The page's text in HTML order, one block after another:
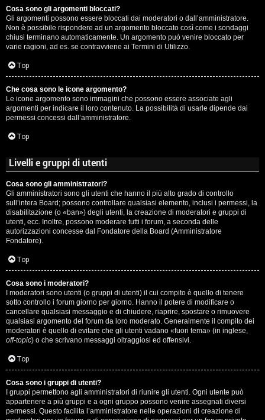
Cosa sono gli argomenti bloccati?
Gli argomenti possono essere bloccati dai moderatori o dall’amministratore.
Non è possibile rispondere ad un argomento bloccato così come i sondaggi
chiusi terminano automaticamente. Un argomento può venire bloccato per
varie ragioni, ad es. se contravviene ai Termini di Utilizzo.
Top
Che cosa sono le icone argomento?
Le icone argomento sono immagini che possono essere associate agli
argomenti per indicare il loro contenuto. La possibilità di usarle dipende dai
permessi concessi dall’amministratore.
Top
Livelli e gruppi di utenti
Cosa sono gli amministratori?
Gli amministratori sono gli utenti che hanno il più alto grado di controllo
sull’intera Board; possono controllare qualsiasi elemento, inclusi i permessi, la
disabilitazione (o «ban») degli utenti, la creazione di moderatori e gruppi di
utenti, ecc. Inoltre, possono moderare tutti i forum, a seconda delle
autorizzazioni concesse dal Fondatore della Board (Amministratore
Fondatore).
Top
Cosa sono i moderatori?
I moderatori sono utenti (o gruppi di utenti) il cui compito è quello di tenere
sotto controllo i forum giorno per giorno. Hanno il potere di modificare o
cancellare qualsiasi messaggio e di chiudere, riaprire, spostare o rimuovere
qualsiasi argomento del forum da loro moderato. Generalmente il compito dei
moderatori è quello di evitare che gli utenti vadano «fuori tema» (in inglese,
off-topic) o che scrivano messaggi oltraggiosi ed offensivi.
Top
Cosa sono i gruppi di utenti?
I gruppi permettono agli amministratori di riunire gli utenti. Ogni utente può
appartenere a più gruppi e a ogni gruppo possono venire assegnati diversi
permessi. Questo facilita l’amministratore nelle operazioni di creazione di
o
n
c
i
p
i
a
c
e
P
e
r
c
o
r
s
i
M
u
s